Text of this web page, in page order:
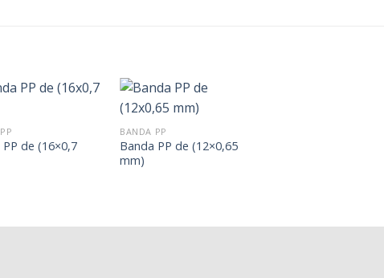
de (16×0,7
BANDA PP
Banda PP de (12×0,65
mm)